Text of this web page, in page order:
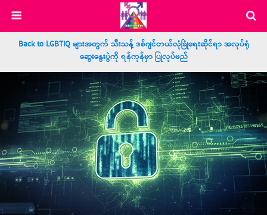
Back to LGBTIQ များအတွက် သီးသန့် ဒစ်ဂျင်တယ်လုံခြုံရေးဆိုင်ရာ အလုပ်ရုံ
ဆွေးနွေးပွဲကို ရန်ကုန်မှာ ပြုလုပ်မည်